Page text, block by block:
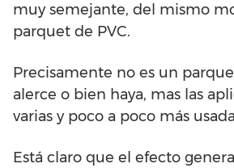
muy semejante, del mismo
parquet de PVC.
Precisamente no es un
alerce o bien haya, mas las
varias y poco a poco más
Está claro que el efecto